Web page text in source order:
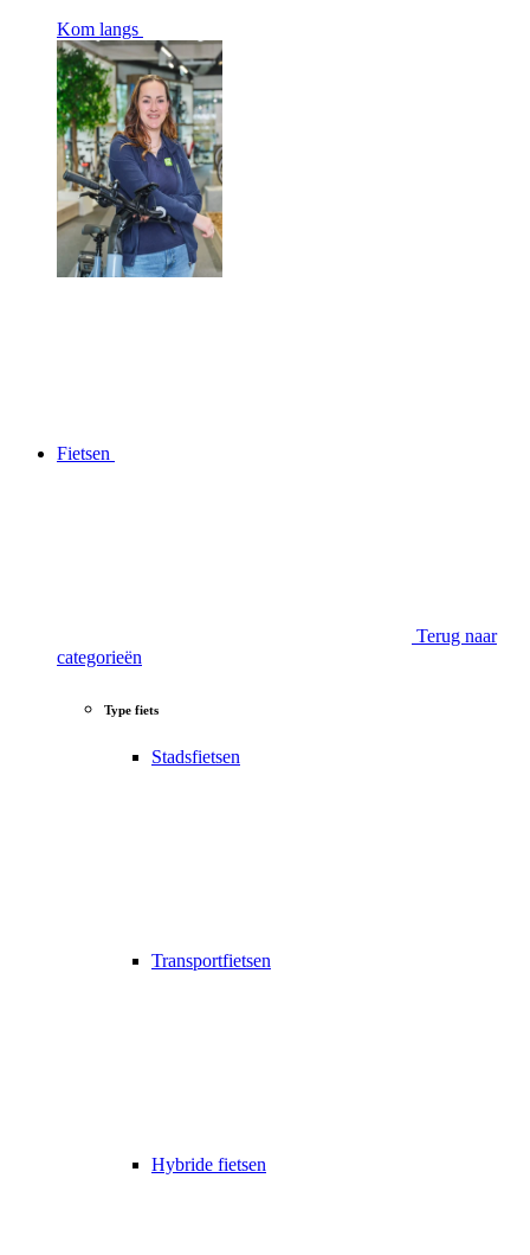
Kom langs
Fietsen
Terug naar
categorieën
Type fiets
Stadsfietsen
Transportfietsen
Hybride fietsen